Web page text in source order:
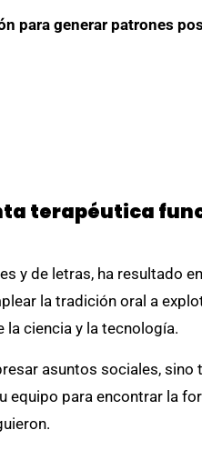
para generar patrones
terapéutica
y de letras, ha resultado
la tradición oral a
la ciencia y la tecnología.
asuntos sociales, sino
equipo para encontrar la